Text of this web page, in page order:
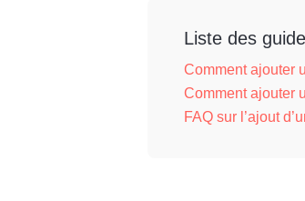
Liste des
Comment ajouter
Comment ajouter
FAQ sur l’ajout